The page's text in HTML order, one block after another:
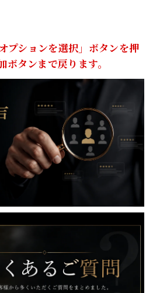
プションを選択」ボタンを押
ボタンまで戻ります。